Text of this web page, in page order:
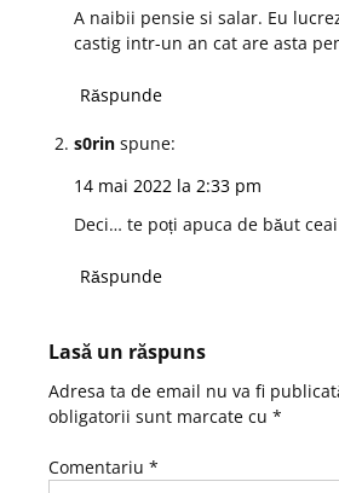
A naibii pensie si salar. Eu
castig intr-un an cat are asta
Răspunde
s0rin spune:
14 mai 2022 la 2:33 pm
Deci… te poți apuca de băut
Răspunde
Lasă un răspuns
Adresa ta de email nu va fi
obligatorii sunt marcate cu *
Comentariu *